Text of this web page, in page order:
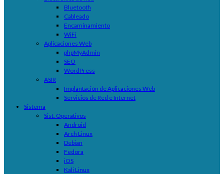
Bluetooth
Cableado
Encaminamiento
WiFi
Aplicaciones Web
phpMyAdmin
SEO
WordPress
ASIR
Implantación de Aplicaciones Web
Servicios de Red e Internet
Sistema
Sist. Operativos
Android
Arch Linux
Debian
Fedora
iOS
Kali Linux